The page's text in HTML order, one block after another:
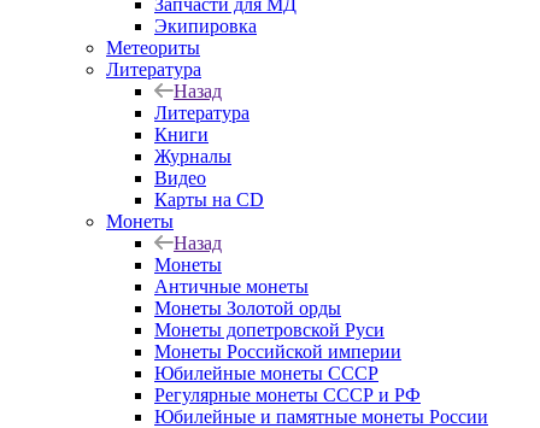
Запчасти для МД
Экипировка
Метеориты
Литература
Назад
Литература
Книги
Журналы
Видео
Карты на CD
Монеты
Назад
Монеты
Античные монеты
Монеты Золотой орды
Монеты допетровской Руси
Монеты Российской империи
Юбилейные монеты СССР
Регулярные монеты СССР и РФ
Юбилейные и памятные монеты России